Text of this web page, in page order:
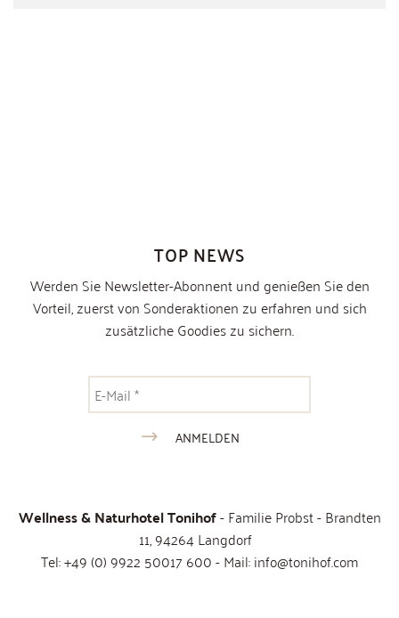
TOP NEWS
Werden Sie Newsletter-Abonnent und genießen Sie den
Vorteil, zuerst von Sonderaktionen zu erfahren und sich
zusätzliche Goodies zu sichern.
Wellness & Naturhotel Tonihof- Familie Probst - Brandten
11, 94264 Langdorf
Tel:+49 (0) 9922 50017 600- Mail:info@tonihof.com